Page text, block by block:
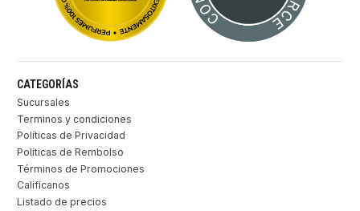
CATEGORÍAS
Sucursales
Terminos y condiciones
Políticas de Privacidad
Políticas de Rembolso
Términos de Promociones
Califícanos
Listado de precios